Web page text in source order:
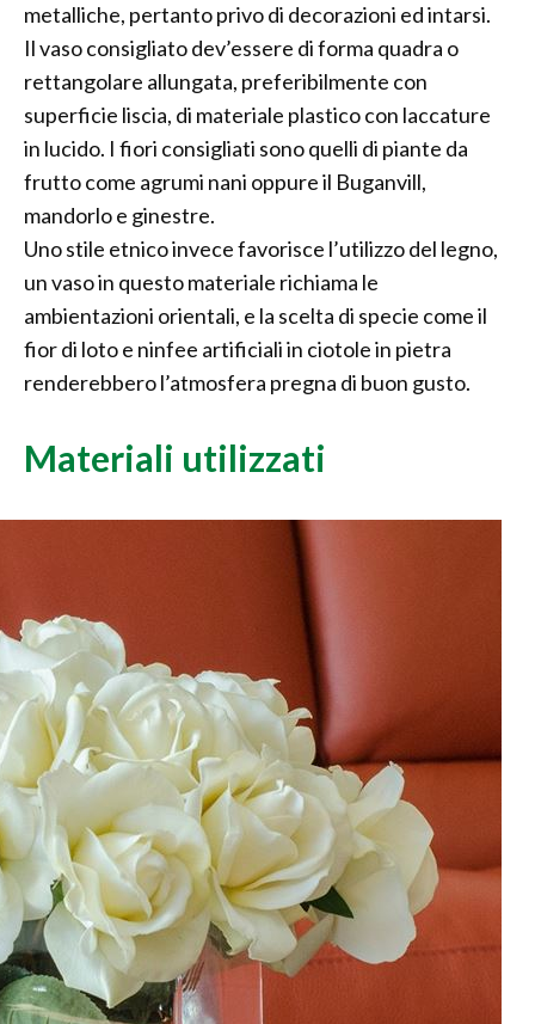
metalliche, pertanto privo di decorazioni ed intarsi.
Il vaso consigliato dev’essere di forma quadra o
rettangolare allungata, preferibilmente con
superficie liscia, di materiale plastico con laccature
in lucido. I fiori consigliati sono quelli di piante da
frutto come agrumi nani oppure il Buganvill,
mandorlo e ginestre.
Uno stile etnico invece favorisce l’utilizzo del legno,
un vaso in questo materiale richiama le
ambientazioni orientali, e la scelta di specie come il
fior di loto e ninfee artificiali in ciotole in pietra
renderebbero l’atmosfera pregna di buon gusto.
Materiali utilizzati